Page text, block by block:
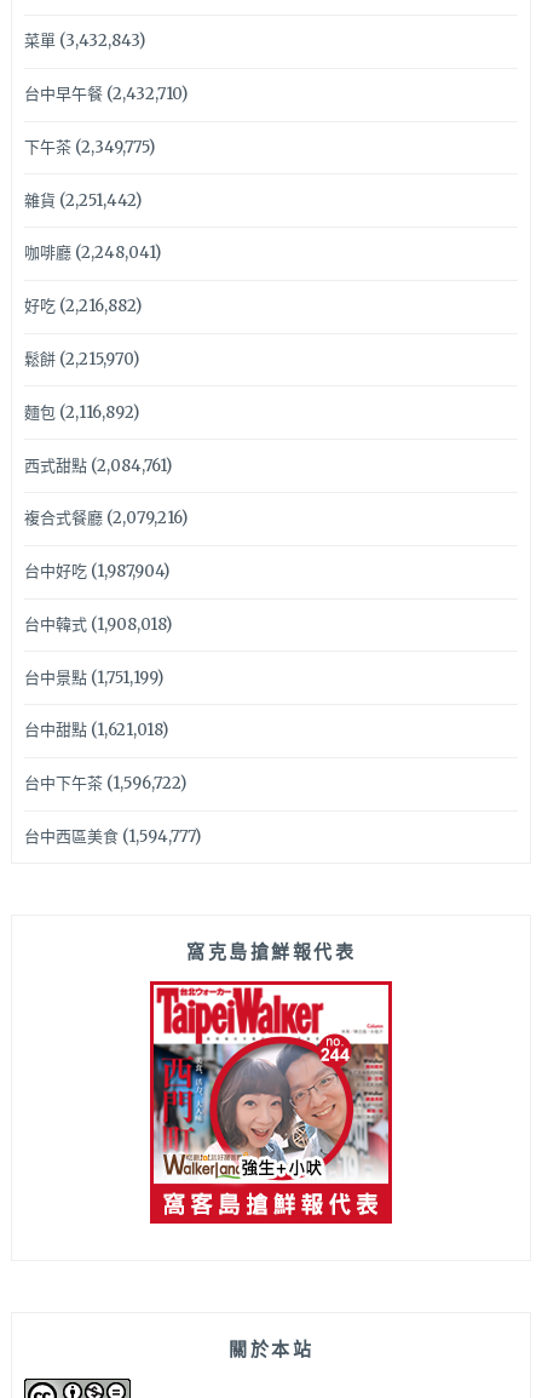
菜單(3,432,843)
台中早午餐(2,432,710)
下午茶(2,349,775)
雜貨 (2,251,442)
咖啡廳(2,248,041)
好吃(2,216,882)
鬆餅(2,215,970)
麵包(2,116,892)
西式甜點(2,084,761)
複合式餐廳(2,079,216)
台中好吃(1,987,904)
台中韓式(1,908,018)
台中景點(1,751,199)
台中甜點(1,621,018)
台中下午茶(1,596,722)
台中西區美食(1,594,777)
窩克島搶鮮報代表
關於本站